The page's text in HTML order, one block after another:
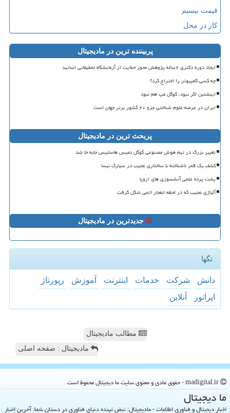
قیمت بیسیم
کار در محل
پربیننده ترین در مادیجیتال
ایجاد دوره دکتری ۲ساله پژوهش محور حمایت از آزمایشگاه تحقیقاتی اساتید
چه کسی کامپیوتر را اختراع کرد؟
اینشتین اگر نبود، گوگل مپ هم نبود
ایران در عرصه علوم شناختی جزو ۲۰ کشور برتر جهان است
پربحث ترین در مادیجیتال
تغییر بزرگ در تیم هوش مصنوعی گوگل دمیس هاسابیس جابه جا شد
کشف یک قمر ناشناخته با ساختاری عجیب در سیارک نیسا
پشت پرده علمی آتشسوزی های اروپا
آلیاژی عجیب که در لحظه انفجار اتمی شکل گرفت
جدیدترین در مادیجیتال
تگها
دانش شركت خدمات اینترنت آموزش
رپورتاژ
اپراتور
آنلاین
مطالب مادیجیتال
مادیجیتال : صفحه اصلی
ما دیجیتال
اخبار دیجیتال و فناوری اطلاعات - مادیجیتال: نبض تپنده دنیای فناوری در دستان شما. آخرین اخبار